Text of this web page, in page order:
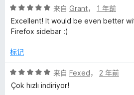
评
分
5
5
来自 Grant， 1 年前
Excellent! It would be even better
Firefox sidebar :)
标记
评
分
来自 Fexed， 2 年前
Çok hızlı indiriyor!